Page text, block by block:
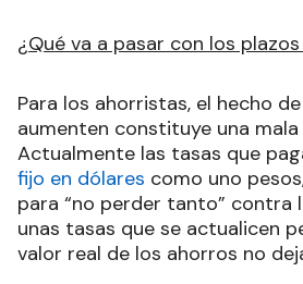
¿Qué va a pasar con los
Para los ahorristas, el hecho
aumenten constituye una
Actualmente las tasas que
fijo en dólares como uno
para “no perder tanto” contra
unas tasas que se actualicen
valor real de los ahorros no